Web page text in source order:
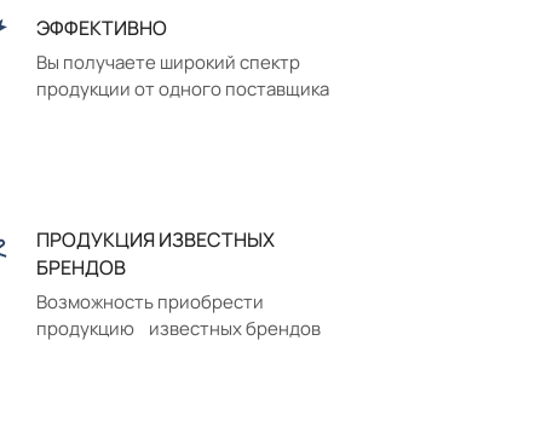
ЭФФЕКТИВНО
Вы получаете широкий спектр
продукции от одного поставщика
ПРОДУКЦИЯ ИЗВЕСТНЫХ
БРЕНДОВ
Возможность приобрести
продукцию известных брендов